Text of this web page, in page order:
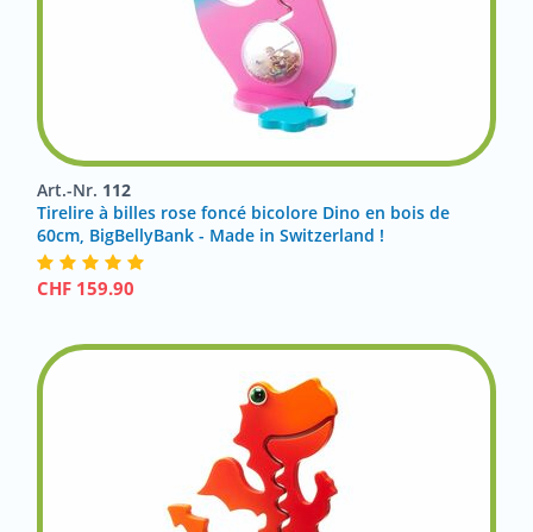
Art.-Nr. 112
Tirelire à billes rose foncé bicolore Dino en bois de
60cm, BigBellyBank - Made in Switzerland !
CHF 159.90